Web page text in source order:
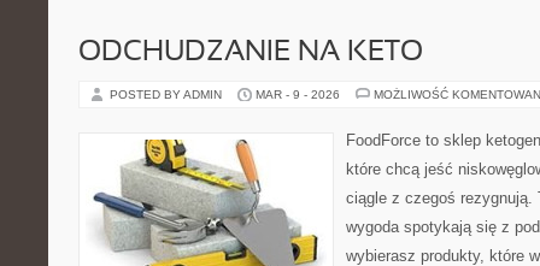
ODCHUDZANIE NA KETO
POSTED BY ADMIN MAR - 9 - 2026 MOŻLIWOŚĆ
FoodForce to sklep
które chcą jeść
ciągle z czegoś rezygnują.
wygoda spotykają się z
wybierasz produkty, które